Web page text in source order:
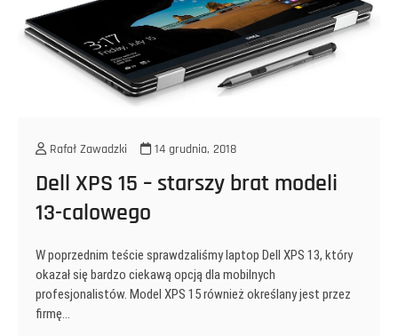
Rafał Zawadzki 14 grudnia, 2018
Dell XPS 15 – starszy brat modeli
13-calowego
W poprzednim teście sprawdzaliśmy laptop Dell XPS 13, który
okazał się bardzo ciekawą opcją dla mobilnych
profesjonalistów. Model XPS 15 również określany jest przez
firmę…